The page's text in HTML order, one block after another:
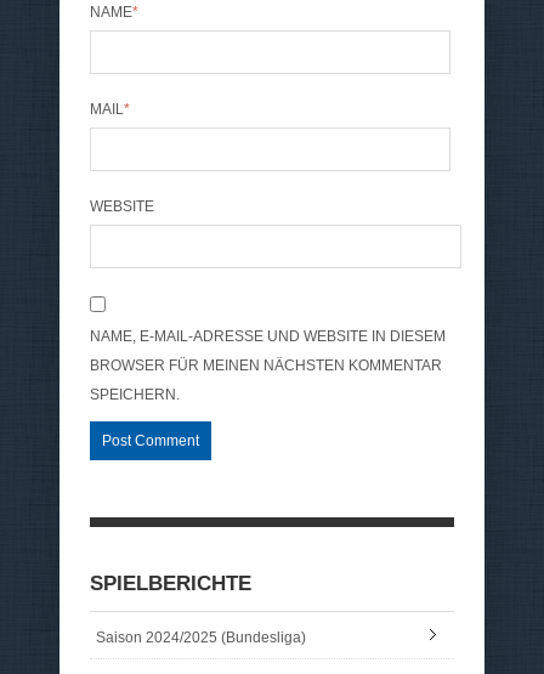
NAME*
MAIL*
WEBSITE
NAME, E-MAIL-ADRESSE UND WEBSITE IN DIESEM
BROWSER FÜR MEINEN NÄCHSTEN KOMMENTAR
SPEICHERN.
SPIELBERICHTE
Saison 2024/2025 (Bundesliga)